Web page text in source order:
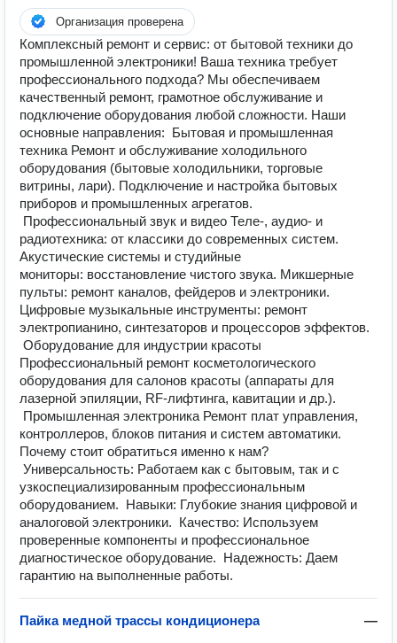
Организация проверена
Комплексный ремонт и сервис: от бытовой техники до
промышленной электроники! Ваша техника требует
профессионального подхода? Мы обеспечиваем
качественный ремонт, грамотное обслуживание и
подключение оборудования любой сложности. Наши
основные направления: Бытовая и промышленная
техника Ремонт и обслуживание холодильного
оборудования (бытовые холодильники, торговые
витрины, лари). Подключение и настройка бытовых
приборов и промышленных агрегатов.
Профессиональный звук и видео Теле-, аудио- и
радиотехника: от классики до современных систем.
Акустические системы и студийные
мониторы: восстановление чистого звука. Микшерные
пульты: ремонт каналов, фейдеров и электроники.
Цифровые музыкальные инструменты: ремонт
электропианино, синтезаторов и процессоров эффектов.
Оборудование для индустрии красоты
Профессиональный ремонт косметологического
оборудования для салонов красоты (аппараты для
лазерной эпиляции, RF-лифтинга, кавитации и др.).
Промышленная электроника Ремонт плат управления,
контроллеров, блоков питания и систем автоматики.
Почему стоит обратиться именно к нам?
Универсальность: Работаем как с бытовым, так и с
узкоспециализированным профессиональным
оборудованием. Навыки: Глубокие знания цифровой и
аналоговой электроники. Качество: Используем
проверенные компоненты и профессиональное
диагностическое оборудование. Надежность: Даем
гарантию на выполненные работы.
Пайка медной трассы кондиционера —